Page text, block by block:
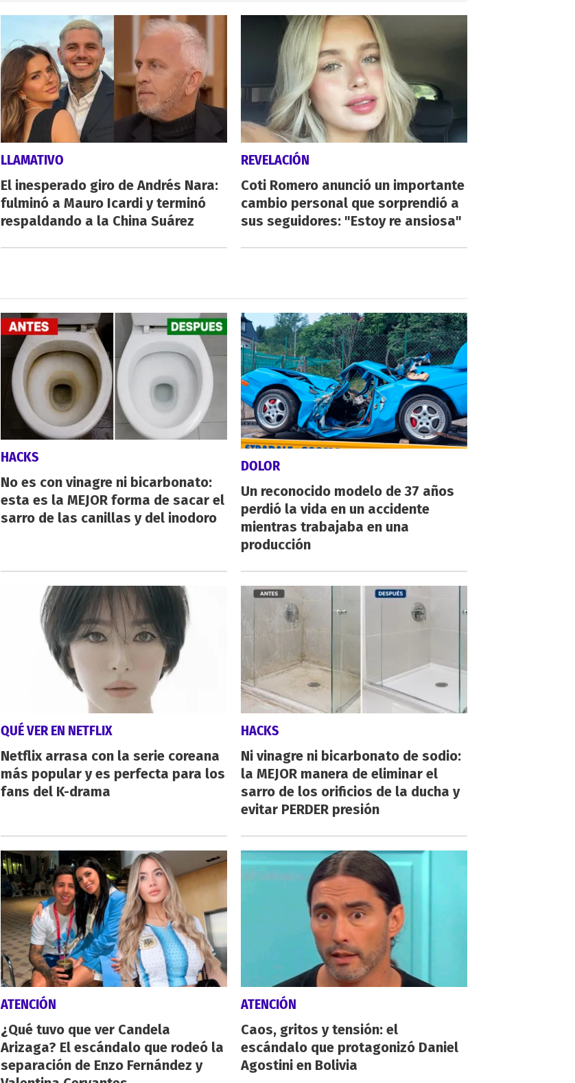
LLAMATIVO
El inesperado giro de Andrés Nara:
fulminó a Mauro Icardi y terminó
respaldando a la China Suárez
REVELACIÓN
Coti Romero anunció un importante
cambio personal que sorprendió a
sus seguidores: "Estoy re ansiosa"
HACKS
No es con vinagre ni bicarbonato:
esta es la MEJOR forma de sacar el
sarro de las canillas y del inodoro
DOLOR
Un reconocido modelo de 37 años
perdió la vida en un accidente
mientras trabajaba en una
producción
QUÉ VER EN NETFLIX
Netflix arrasa con la serie coreana
más popular y es perfecta para los
fans del K-drama
HACKS
Ni vinagre ni bicarbonato de sodio:
la MEJOR manera de eliminar el
sarro de los orificios de la ducha y
evitar PERDER presión
ATENCIÓN
¿Qué tuvo que ver Candela
Arizaga? El escándalo que rodeó la
separación de Enzo Fernández y
ATENCIÓN
Caos, gritos y tensión: el
escándalo que protagonizó Daniel
Agostini en Bolivia